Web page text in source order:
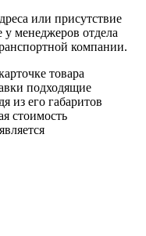
или присутствие
у менеджеров отдела
компании.
товара
подходящие
из его габаритов
стоимость